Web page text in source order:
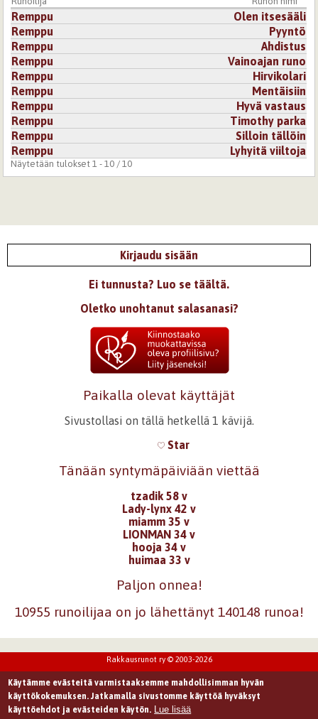
Remppu
Olen itsesääli
Remppu
Pyyntö
Remppu
Ahdistus
Remppu
Vainoajan runo
Remppu
Hirvikolari
Remppu
Mentäisiin
Remppu
Hyvä vastaus
Remppu
Timothy parka
Remppu
Silloin tällöin
Remppu
Lyhyitä viiltoja
Näytetään tulokset 1 - 10 / 10
Kirjaudu sisään
Ei tunnusta? Luo se täältä.
Oletko unohtanut salasanasi?
Paikalla olevat käyttäjät
Sivustollasi on tällä hetkellä 1 kävijä.
Star
Tänään syntymäpäiviään viettää
tzadik 58 v
Lady-lynx 42 v
miamm 35 v
LIONMAN 34 v
hooja 34 v
huimaa 33 v
Paljon onnea!
10955 runoilijaa on jo lähettänyt 140148 runoa!
Rakkausrunot ry © 2003-2026
Käytämme evästeitä varmistaaksemme mahdollisimman hyvän
käyttökokemuksen. Jatkamalla sivustomme käyttöä hyväksyt
käyttöehdot ja evästeiden käytön. Lue lisää